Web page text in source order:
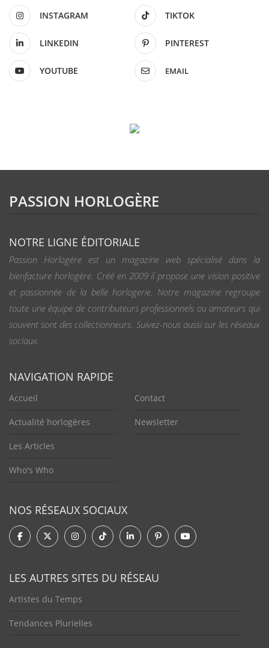
INSTAGRAM TIKTOK
LINKEDIN PINTEREST
YOUTUBE EMAIL
PASSION HORLOGÈRE
NOTRE LIGNE ÉDITORIALE
Passion Horlogère est un magazine web spécialisé dans la
bienfacture horlogère. Créé en 2009 il propose une vision positive
et passionnée de la belle horlogerie. Notre magazine regroupe
toute une équipe de contributeurs professionnels ou amateurs qui
souvent sont des collectionneurs. Suivez-nous aussi sur les réseaux
sociaux.
NAVIGATION RAPIDE
Accueil
Actualité horlogères
Les Articles
Who's Who
Contact
Newsletter
NOS RÉSEAUX SOCIAUX
LES AUTRES SITES DU RÉSEAU
Artistes du Temps
Tendances Plurielles